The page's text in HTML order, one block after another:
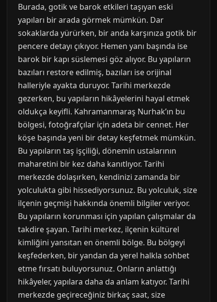
Burada, gotik ve barok etkileri taşıyan eski
yapıları bir arada görmek mümkün. Dar
sokaklarda yürürken, bir anda karşınıza gotik bir
pencere detayı çıkıyor. Hemen yanı başında ise
barok bir kapı süslemesi göz alıyor. Bu yapıların
bazıları restore edilmiş, bazıları ise orijinal
halleriyle ayakta duruyor. Tarihi merkezde
gezerken, bu yapıların hikâyelerini hayal etmek
oldukça keyifli. Kahramanmaraş Nurhak’ın bu
bölgesi, fotoğrafçılar için adeta bir cennet. Her
köşe başında yeni bir detay keşfetmek mümkün.
Bu yapıların taş işçiliği, dönemin ustalarının
maharetini bir kez daha kanıtlıyor. Tarihi
merkezde dolaşırken, kendinizi zamanda bir
yolculukta gibi hissediyorsunuz. Bu yolculuk, size
ilçenin geçmişi hakkında önemli bilgiler veriyor.
Bu yapıların korunması için yapılan çalışmalar da
takdire şayan. Tarihi merkez, ilçenin kültürel
kimliğini yansıtan en önemli bölge. Bu bölgeyi
keşfederken, bir yandan da yerel halkla sohbet
etme fırsatı buluyorsunuz. Onların anlattığı
hikâyeler, yapılara daha da anlam katıyor. Tarihi
merkezde geçireceğiniz birkaç saat, size